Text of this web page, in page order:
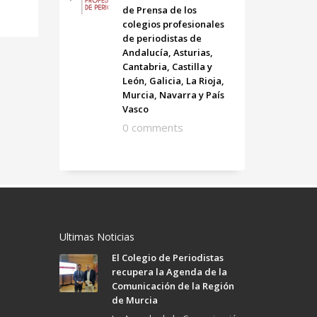
de Prensa de los
colegios profesionales
de periodistas de
Andalucía, Asturias,
Cantabria, Castilla y
León, Galicia, La Rioja,
Murcia, Navarra y País
Vasco
0 comments
Ultimas Noticias
El Colegio de Periodistas
recupera la Agenda de la
Comunicación de la Región
de Murcia